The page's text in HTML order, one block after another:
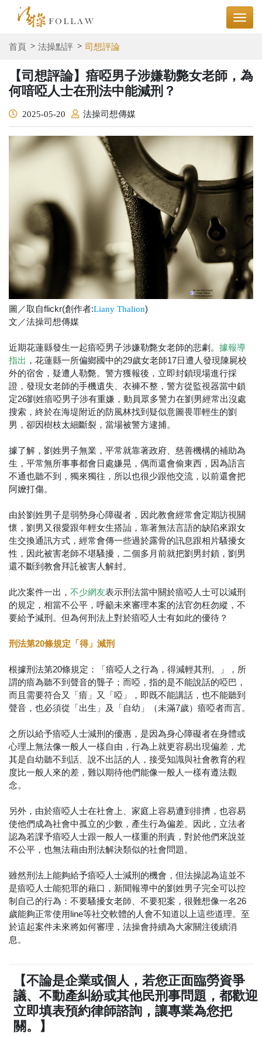
首頁 法操點評 司想評論
【司想評論】瘖啞男子涉嫌勒斃女老師，為
何喑啞人士在刑法中能減刑？
2025-05-20 法操司想傳媒
圖／取自flickr(創作者:Liany Thalion)
文／法操司想傳媒
近期花蓮縣發生一起瘖啞男子涉嫌勒斃女老師的悲劇。 據報導
指出 ，花蓮縣一所偏鄉國中的29歲女老師17日遭人發現陳屍校
外的宿舍，疑遭人勒斃。警方獲報後，立即封鎖現場進行採
證，發現女老師的手機遺失、衣褲不整，警方從監視器當中鎖
定26劉姓瘖啞男子涉有重嫌，動員眾多警力在劉男經常出沒處
搜索，終於在海堤附近的防風林找到疑似意圖畏罪輕生的劉
男，卻因樹枝太細斷裂，當場被警方逮捕。
據了解，劉姓男子無業，平常就靠著政府、慈善機構的補助為
生，平常無所事事都會日處嫌晃，偶而還會偷東西，因為語言
不通也聽不到，獨來獨往，所以也很少跟他交流，以前還會把
阿嬤打傷。
由於劉姓男子是弱勢身心障礙者，因此教會經常會定期訪視關
懷，劉男又很愛跟年輕女生搭訕，靠著無法言語的缺陷來跟女
生交換通訊方式，經常會傳一些過於露骨的訊息跟相片騷擾女
性，因此被害老師不堪騷擾，二個多月前就把劉男封鎖，劉男
還不斷到教會拜託被害人解封。
此次案件一出， 不少網友表示刑法當中關於瘖啞人士可以減刑
的規定，相當不公平，呼籲未來審理本案的法官勿枉勿縱，不
要給予減刑。但為何刑法上對於瘖啞人士有如此的優待？
刑法第20條規定「得」減刑
根據刑法第20條規定：「瘖啞人之行為，得減輕其刑。」，所
謂的瘖為聽不到聲音的聾子；而啞，指的是不能說話的啞巴，
而且需要符合又「瘖」又「啞」，即既不能講話，也不能聽到
聲音，也必須從「出生」及「自幼」（未滿7歲）瘖啞者而言。
之所以給予瘖啞人士減刑的優惠，是因為身心障礙者在身體或
心理上無法像一般人一樣自由，行為上就更容易出現偏差，尤
其是自幼聽不到話、說不出話的人，接受知識與社會教育的程
度比一般人來的差，難以期待他們能像一般人一樣有遵法觀
念。
另外，由於瘖啞人士在社會上、家庭上容易遭到排擠，也容易
使他們成為社會中孤立的少數，產生行為偏差。因此，立法者
認為若課予瘖啞人士跟一般人一樣重的刑責，對於他們來說並
不公平，也無法藉由刑法解決類似的社會問題。
雖然刑法上能夠給予瘖啞人士減刑的機會，但法操認為這並不
是瘖啞人士能犯罪的藉口，新聞報導中的劉姓男子完全可以控
制自己的行為：不要騷擾女老師、不要犯案，很難想像一名26
歲能夠正常使用line等社交軟體的人會不知道以上這些道理。至
於這起案件未來將如何審理，法操會持續為大家關注後續消
息。
【不論是企業或個人，若您正面臨勞資爭
議、不動產糾紛或其他民刑事問題，都歡迎
立即填表預約律師諮詢，讓專業為您把
關。】